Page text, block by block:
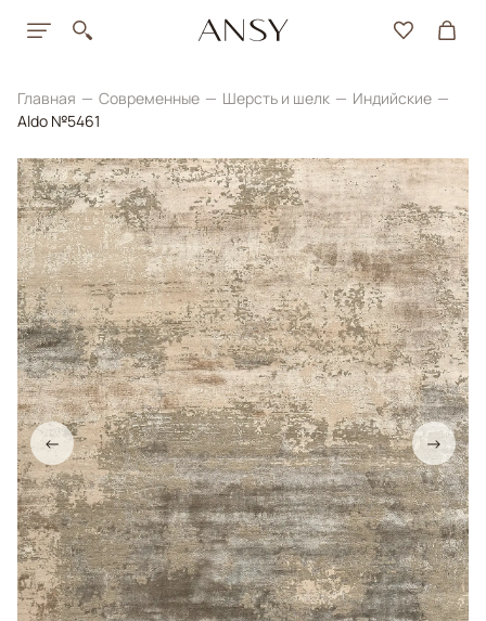
Главная Современные Шерсть и шелк
Индийские
Aldo №5461
← →